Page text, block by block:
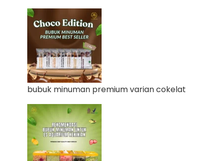
bubuk minuman premium varian cokelat